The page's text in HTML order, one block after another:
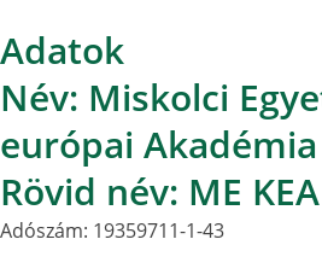
Adatok
Név: Miskolci
európai Akadémia
Rövid név: ME KEA
Adószám: 19359711-1-43